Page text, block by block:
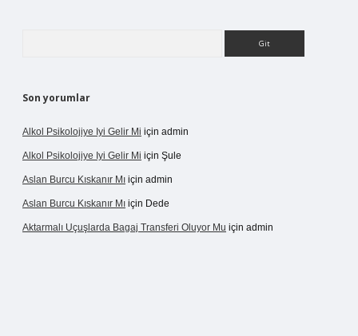
Son yorumlar
Alkol Psikolojiye Iyi Gelir Mi için admin
Alkol Psikolojiye Iyi Gelir Mi için Şule
Aslan Burcu Kıskanır Mı için admin
Aslan Burcu Kıskanır Mı için Dede
Aktarmalı Uçuşlarda Bagaj Transferi Oluyor Mu için admin